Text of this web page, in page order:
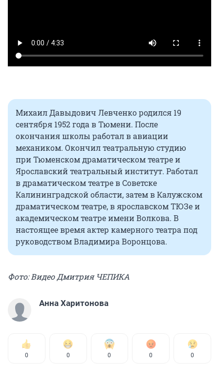
Михаил Давыдович Левченко родился 19
сентября 1952 года в Тюмени. После
окончания школы работал в авиации
механиком. Окончил театральную студию
при Тюменском драматическом театре и
Ярославский театральный институт. Работал
в драматическом театре в Советске
Калининградской области, затем в Калужском
драматическом театре, в ярославском ТЮЗе и
академическом театре имени Волкова. В
настоящее время актер камерного театра под
руководством Владимира Воронцова.
Фото: Видео Дмитрия ЧЕПИКА
Анна Харитонова
0 0 0 0 0